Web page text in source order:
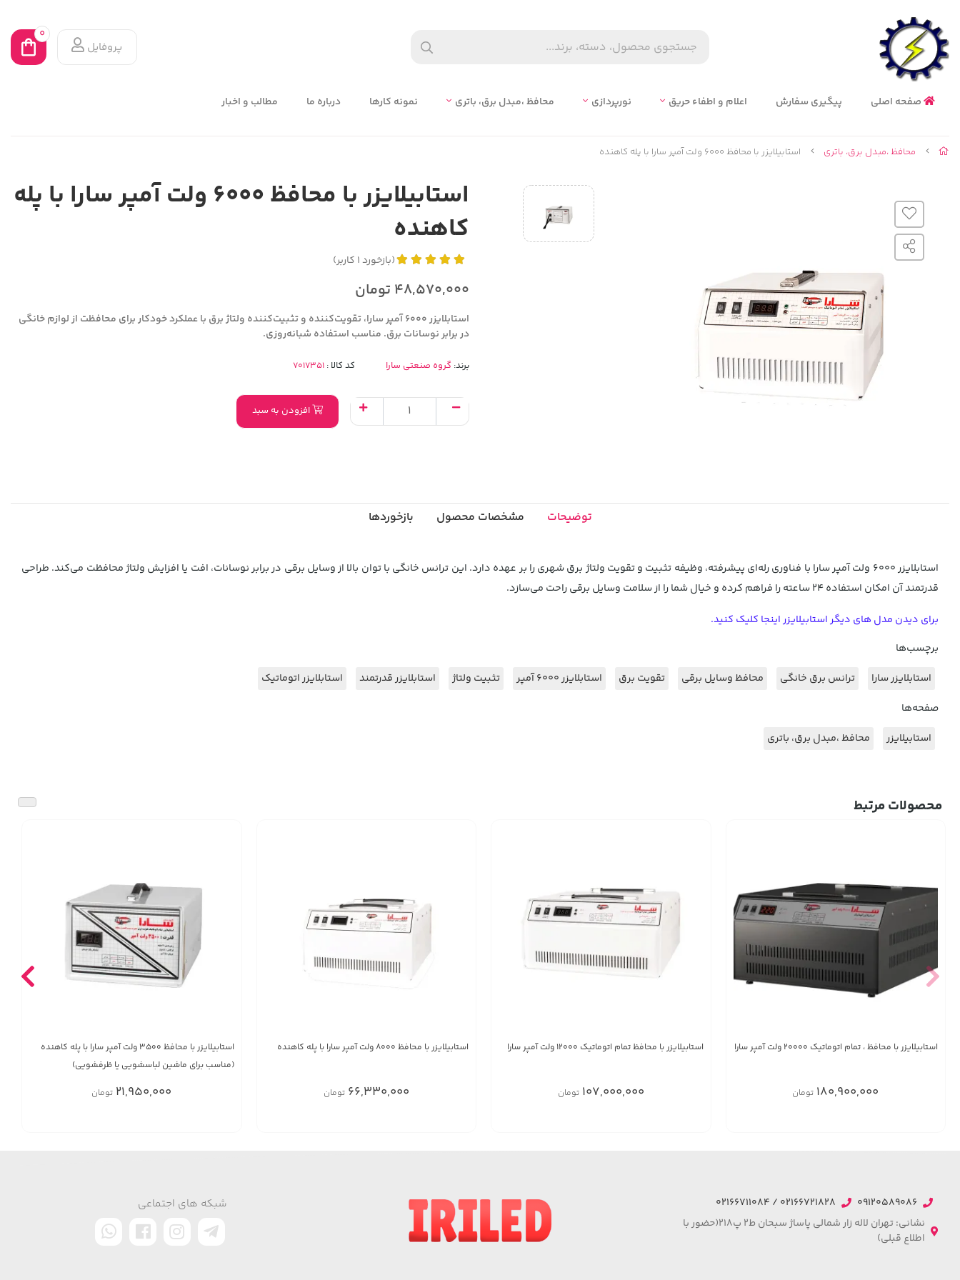
پروفایل
0
صفحه اصلی پیگیری سفارش اعلام و اطفاء حریق نورپردازی محافظ ،مبدل برق، باتري نمونه کارها درباره ما مطالب و اخبار
محافظ ،مبدل برق، باتري استابیلایزر با محافظ 6000 ولت آمپر سارا با پله کاهنده
استابیلایزر با محافظ 6000 ولت آمپر سارا با پله
کاهنده
(بازخورد کاربر)
48,570,000 تومان
استابلایزر ۶۰۰۰ آمپر سارا، تقویت‌کننده و تثبیت‌کننده ولتاژ برق با عملکرد خودکار برای محافظت از لوازم خانگی
در برابر نوسانات برق. مناسب استفاده شبانه‌روزی.
برند: گروه صنعتی سارا کد کالا :
افزودن به سبد
توضیحات مشخصات محصول بازخوردها
استابلایزر ۶۰۰۰ ولت آمپر سارا با فناوری رله‌ای پیشرفته، وظیفه تثبیت و تقویت ولتاژ برق شهری را بر عهده دارد. این ترانس خانگی با توان بالا از وسایل برقی در برابر نوسانات، افت یا افزایش ولتاژ محافظت می‌کند. طراحی
قدرتمند آن امکان استفاده ۲۴ ساعته را فراهم کرده و خیال شما را از سلامت وسایل برقی راحت می‌سازد.
برای دیدن مدل های دیگر استابیلایزر اینجا کلیک کنید.
برچسب‌ها
استابلایزر سارا
ترانس برق خانگی محافظ وسایل برقی تقویت برق استابلایزر ۶۰۰۰ آمپر تثبیت ولتاژ استابلایزر قدرتمند
استابلایزر اتوماتیک
صفحه‌ها
استابیلایزر
محافظ ،مبدل برق، باتري
محصولات مرتبط
استابیلایزر با محافظ ، تمام اتوماتیک 20000 ولت آمپر سارا
180,900,000 تومان
استابیلایزر با محافظ تمام اتوماتیک ۱۲۰۰۰ ولت آمپر سارا
107,000,000 تومان
استابیلایزر با محافظ 8000 ولت آمپر سارا با پله کاهنده
66,330,000 تومان
استابیلایزر با محافظ 3500 ولت آمپر سارا با پله کاهنده
(مناسب برای ماشین لباسشویی یا ظرفشویی)
21,950,000 تومان
09120589086
02166721828 / 02166711084
نشانی: تهران لاله زار شمالی پاساژ سبحان ط2 پ218(حضور با
اطلاع قبلی)
شبکه های اجتماعی